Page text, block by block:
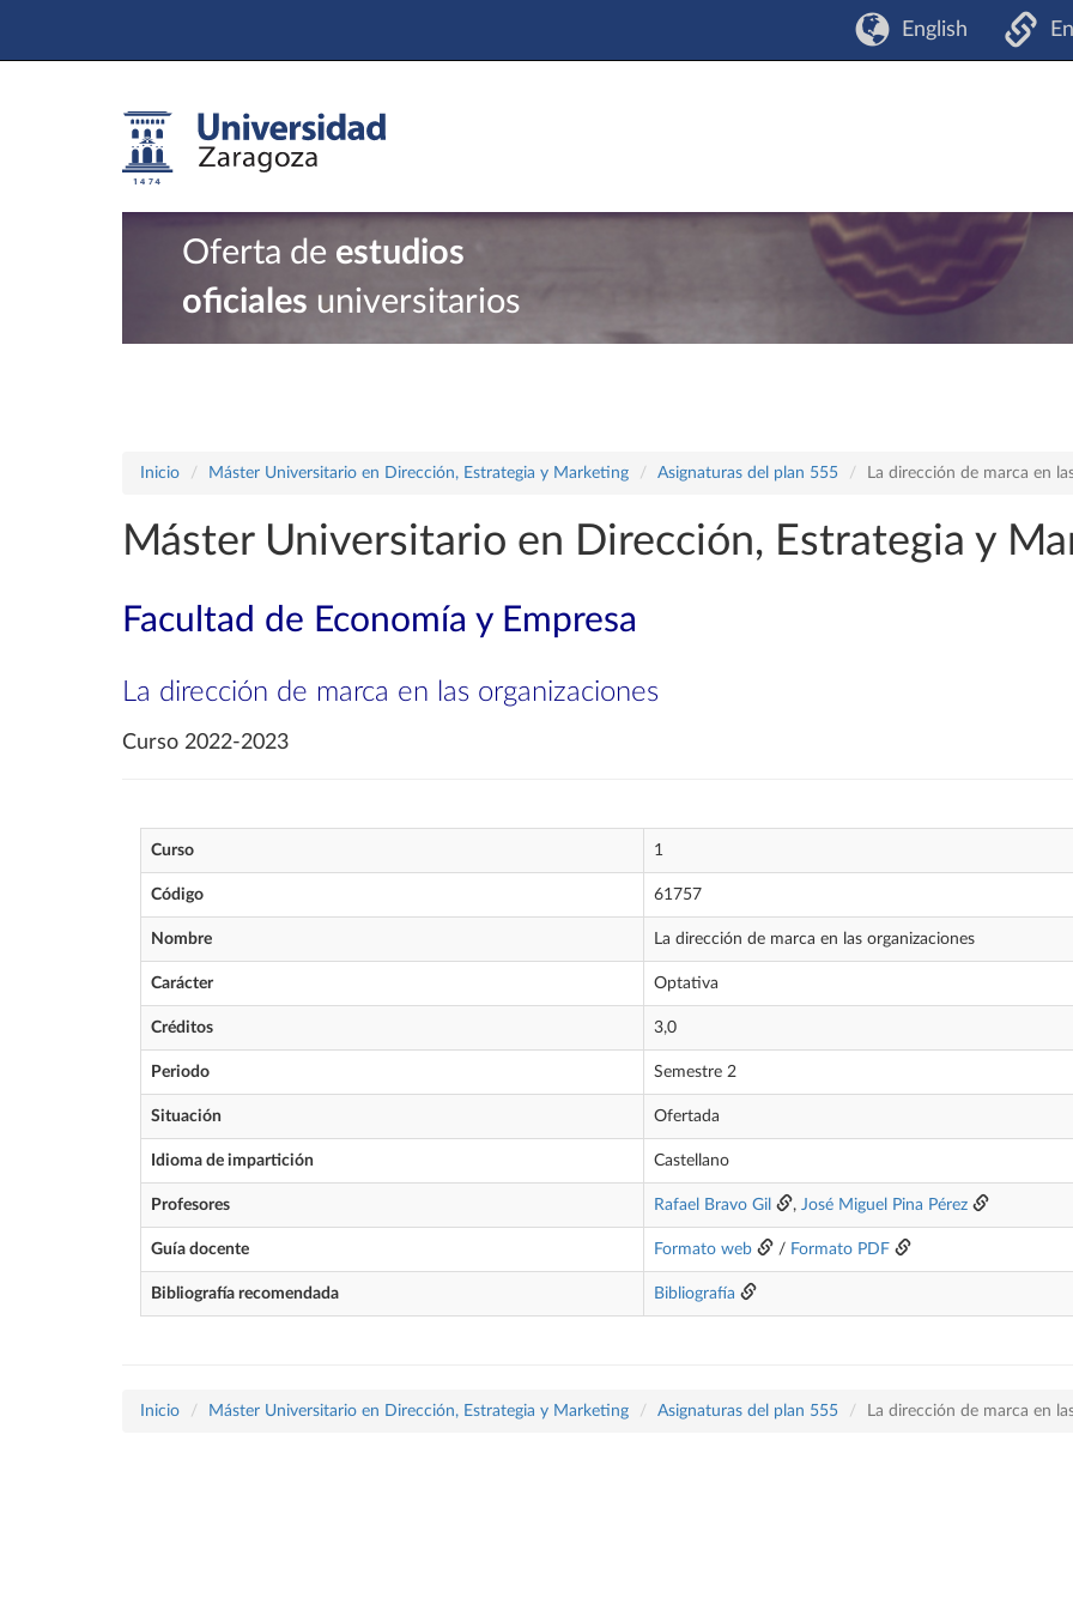
English
Oferta de estudios
oficiales universitarios
Inicio Máster Universitario en Dirección, Estrategia y Marketing Asignaturas del plan 555 La dirección de marca en
Máster Universitario en Dirección, Estrategia y
Facultad de Economía y Empresa
La dirección de marca en las organizaciones
Curso 2022-2023
Curso 1
Código 61757
Nombre La dirección de marca en las organizaciones
Carácter Optativa
Créditos 3,0
Periodo Semestre 2
Situación Ofertada
Idioma de impartición Castellano
Profesores Rafael Bravo Gil , José Miguel Pina Pérez
Guía docente Formato web / Formato PDF
Bibliografía recomendada Bibliografía
Inicio Máster Universitario en Dirección, Estrategia y Marketing Asignaturas del plan 555 La dirección de marca en